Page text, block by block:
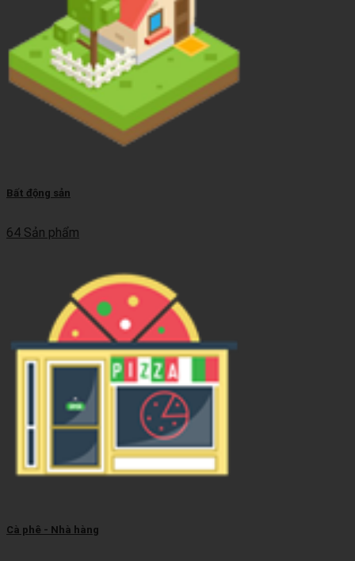
Bất động sản
64 Sản phẩm
Cà phê - Nhà hàng